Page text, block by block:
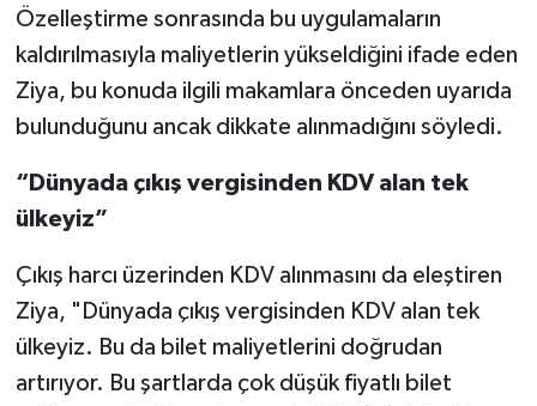
Özelleştirme sonrasında bu uygulamaların
kaldırılmasıyla maliyetlerin yükseldiğini ifade eden
Ziya, bu konuda ilgili makamlara önceden uyarıda
bulunduğunu ancak dikkate alınmadığını söyledi.
“Dünyada çıkış vergisinden KDV alan tek
ülkeyiz”
Çıkış harcı üzerinden KDV alınmasını da eleştiren
Ziya, "Dünyada çıkış vergisinden KDV alan tek
ülkeyiz. Bu da bilet maliyetlerini doğrudan
artırıyor. Bu şartlarda çok düşük fiyatlı bilet